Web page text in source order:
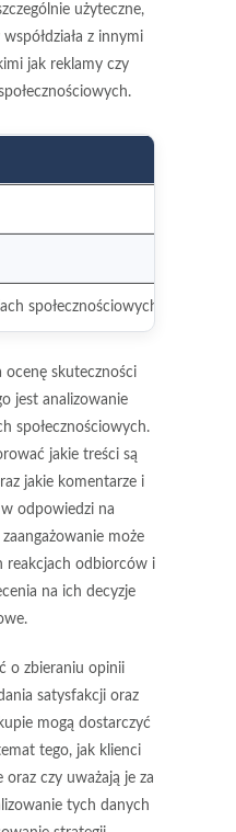
użyteczne,
z innymi
jak reklamy czy
społecznościowych
ocenę skuteczności
jest analizowanie
społecznościowych.
jakie treści są
jakie komentarze i
odpowiedzi na
może
reakcjach odbiorców i
na ich decyzje
o zbieraniu opinii
satysfakcji oraz
mogą dostarczyć
tego, jak klienci
oraz czy uważają je za
tych danych